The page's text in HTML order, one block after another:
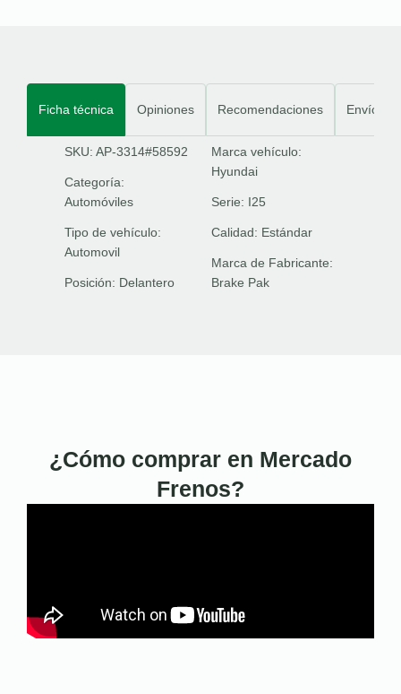
Ficha técnica Opiniones Recomendaciones Envíos
SKU: AP-3314#58592
Categoría:
Automóviles
Tipo de vehículo:
Automovil
Posición: Delantero
Marca vehículo:
Hyundai
Serie: I25
Calidad: Estándar
Marca de Fabricante:
Brake Pak
¿Cómo comprar en Mercado
Frenos?